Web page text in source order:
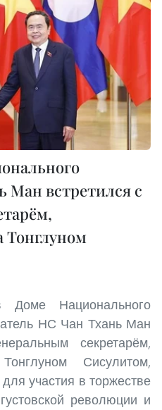
Ман встретился с
Тонглуном
Национального
НС Чан Тхань Ман
секретарём,
Сисулитом,
участия в торжестве
революции и